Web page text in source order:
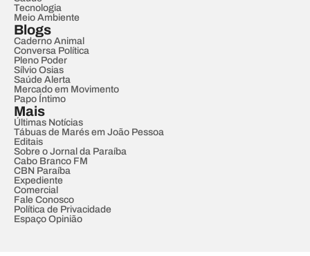
Tecnologia
Meio Ambiente
Blogs
Caderno Animal
Conversa Política
Pleno Poder
Sílvio Osias
Saúde Alerta
Mercado em Movimento
Papo Íntimo
Mais
Últimas Notícias
Tábuas de Marés em João Pessoa
Editais
Sobre o Jornal da Paraíba
Cabo Branco FM
CBN Paraíba
Expediente
Comercial
Fale Conosco
Política de Privacidade
Espaço Opinião